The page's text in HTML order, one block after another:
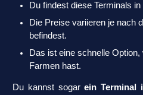
Du findest diese Terminals in
Die Preise variieren je nach
befindest.
Das ist eine schnelle
Farmen hast.
Du kannst sogarein Terminal